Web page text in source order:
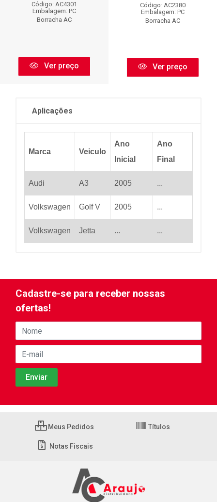
Código: AC4301
Embalagem: PC
Borracha AC
Ver preço
Código: AC2380
Embalagem: PC
Borracha AC
Ver preço
Aplicações
Marca Veiculo
Ano
Inicial
Ano
Final
Audi A3 2005 ...
Volkswagen Golf V 2005 ...
Volkswagen Jetta ... ...
Cadastre-se para receber nossas
ofertas!
Meus Pedidos Títulos
Notas Fiscais